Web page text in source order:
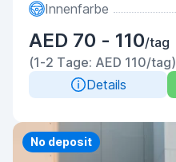
Innenfarbe
AED 70 - 110/tag
(1-2 Tage: AED 110/tag)
Details
Priority
No deposit